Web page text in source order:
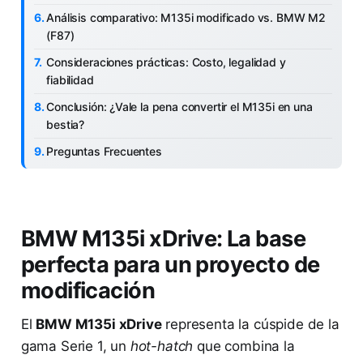
Análisis comparativo: M135i modificado vs. BMW M2
(F87)
Consideraciones prácticas: Costo, legalidad y
fiabilidad
Conclusión: ¿Vale la pena convertir el M135i en una
bestia?
Preguntas Frecuentes
BMW M135i xDrive: La base
perfecta para un proyecto de
modificación
El BMW M135i xDriverepresenta la cúspide de la
gama Serie 1, un hot-hatch que combina la